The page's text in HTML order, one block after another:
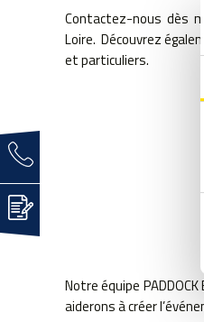
Contactez-nous dès
Loire. Découvrez
et particuliers.
Notre équipe
aiderons à créer